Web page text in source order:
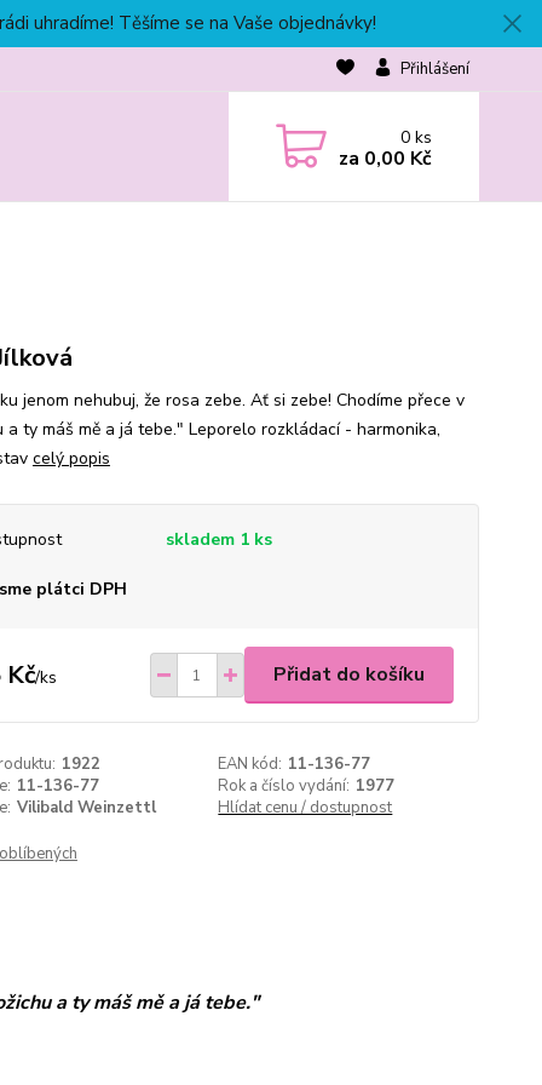
uhradíme! Těšíme se na Vaše objednávky!
Přihlášení
0ks
za 0,00 Kč
jenom nehubuj, že rosa zebe. Ať si zebe! Chodíme přece v
a ty máš mě a já tebe." Leporelo rozkládací - harmonika,
celý popis
skladem 1 ks
plátci DPH
Kč/ks Přidat do košíku
1922 EAN kód: 11-136-77
11-136-77 Rok a číslo vydání: 1977
Vilibald Weinzettl Hlídat cenu / dostupnost
a ty máš mě a já tebe."